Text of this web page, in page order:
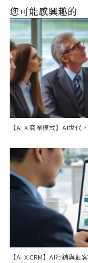
您可能感興趣的
【AI X 商業模式】AI世代
【AI X CRM】AI行銷與